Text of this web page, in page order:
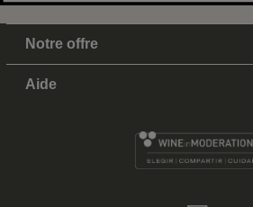
Notre offre
Aide